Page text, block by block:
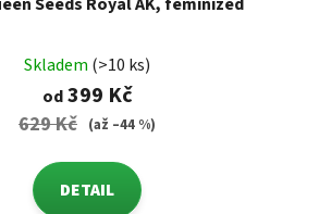
Skladem (>10 ks)
od399 Kč
629 Kč (až –44 %)
DETAIL